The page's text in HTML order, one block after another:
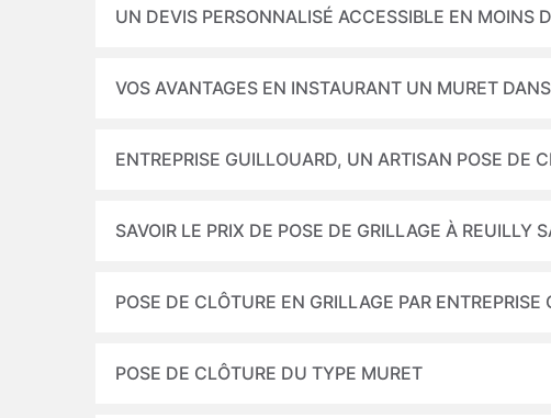
UN DEVIS PERSONNALISÉ ACCESSIBLE EN MOINS
VOS AVANTAGES EN INSTAURANT UN MURET
ENTREPRISE GUILLOUARD, UN ARTISAN POSE DE
SAVOIR LE PRIX DE POSE DE GRILLAGE À REUILLY
POSE DE CLÔTURE EN GRILLAGE PAR ENTREPRISE
POSE DE CLÔTURE DU TYPE MURET